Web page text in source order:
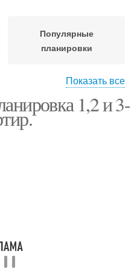
Популярные
планировки
Квартиры в типовых
домах
Показать все
1,2 и 3-